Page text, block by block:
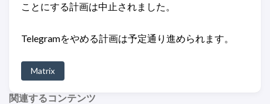
ことにする計画は中止されました。
Telegramをやめる計画は予定通り進められます。
Matrix
関連するコンテンツ